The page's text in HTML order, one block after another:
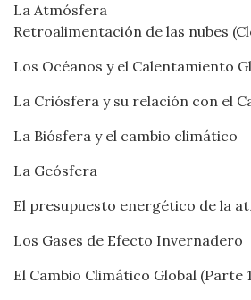
La Atmósfera
Retroalimentación de las nubes
Los Océanos y el Calentamiento
La Criósfera y su relación con el
La Biósfera y el cambio climático
La Geósfera
El presupuesto energético de la
Los Gases de Efecto Invernadero
El Cambio Climático Global (Parte